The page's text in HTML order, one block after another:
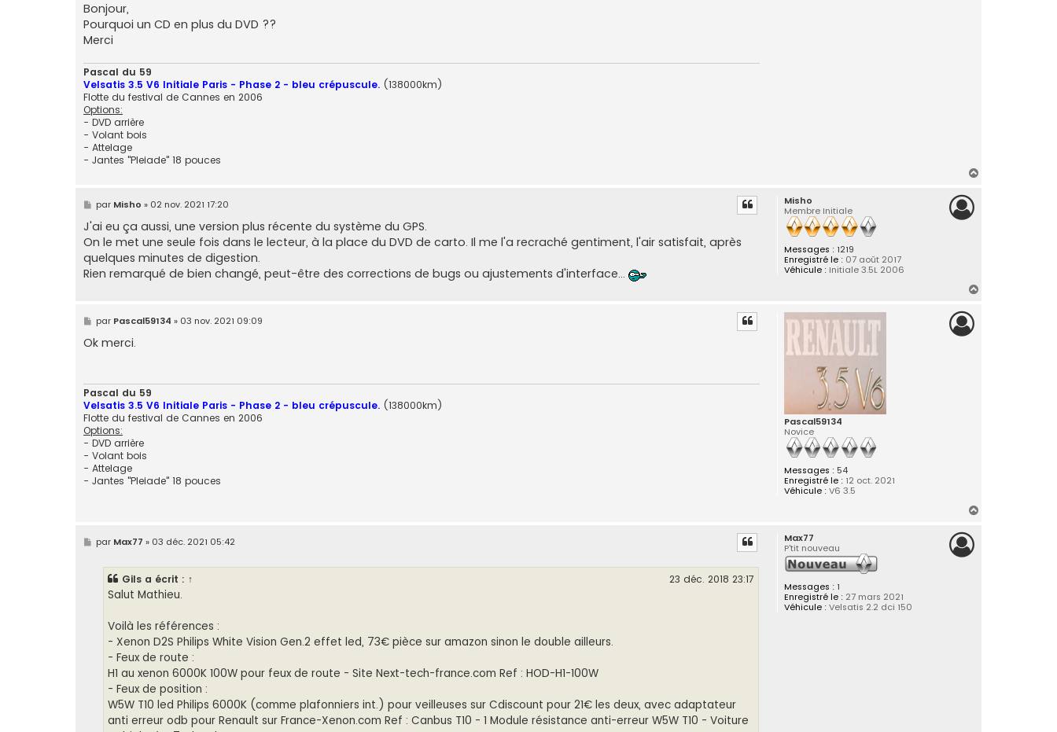
Bonjour,
Pourquoi un CD en plus du DVD ??
Merci
Pascal du 59
Velsatis 3.5 V6 Initiale Paris - Phase 2 - bleu crépuscule. (138000km)
Flotte du festival de Cannes en 2006
Options:
- DVD arrière
- Volant bois
- Attelage
- Jantes "Pleiade" 18 pouces
Misho
Membre Initiale
Messages : 1219
Enregistré le : 07 août 2017
Véhicule : Initiale 3.5L 2006
M
e
s
s
a
g
e
par Misho » 02 nov. 2021 17:20
J'ai eu ça aussi, une version plus récente du système du GPS.
On le met une seule fois dans le lecteur, à la place du DVD de carto. Il me l'a recraché gentiment, l'air satisfait, après
quelques minutes de digestion.
Rien remarqué de bien changé, peut-être des corrections de bugs ou ajustements d'interface...
Pascal59134
Novice
Messages : 54
Enregistré le : 12 oct. 2021
Véhicule : V6 3.5
M
e
s
s
e
par Pascal59134 » 03 nov. 2021 09:09
Ok merci.
Pascal du 59
Velsatis 3.5 V6 Initiale Paris - Phase 2 - bleu crépuscule. (138000km)
Flotte du festival de Cannes en 2006
Options:
- DVD arrière
- Volant bois
- Attelage
- Jantes "Pleiade" 18 pouces
Max77
P'tit nouveau
Messages : 1
Enregistré le : 27 mars 2021
Véhicule : Velsatis 2.2 dci 150
M
e
par Max77 » 03 déc. 2021 05:42
Gils a écrit : ↑ 23 déc. 2018 23:17
Salut Mathieu.
Voilà les références :
- Xenon D2S Philips White Vision Gen.2 effet led, 73€ pièce sur amazon sinon le double ailleurs.
- Feux de route :
H1 au xenon 6000K 100W pour feux de route - Site Next-tech-france.com Ref : HOD-H1-100W
- Feux de position :
W5W T10 led Philips 6000K (comme plafonniers int.) pour veilleuses sur Cdiscount pour 21€ les deux, avec adaptateur
anti erreur odb pour Renault sur France-Xenon.com Ref : Canbus T10 - 1 Module résistance anti-erreur W5W T10 - Voiture